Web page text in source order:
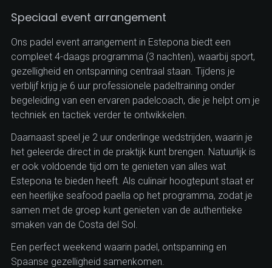
Speciaal event arrangement
Ons padel event arrangement in Estepona biedt een
compleet 4-daags programma (3 nachten), waarbij sport,
gezelligheid en ontspanning centraal staan. Tijdens je
verblijf krijg je 6 uur professionele padeltraining onder
begeleiding van een ervaren padelcoach, die je helpt om je
techniek en tactiek verder te ontwikkelen.
Daarnaast speel je 2 uur onderlinge wedstrijden, waarin je
het geleerde direct in de praktijk kunt brengen. Natuurlijk is
er ook voldoende tijd om te genieten van alles wat
Estepona te bieden heeft. Als culinair hoogtepunt staat er
een heerlijke seafood paella op het programma, zodat je
samen met de groep kunt genieten van de authentieke
smaken van de Costa del Sol.
Een perfect weekend waarin padel, ontspanning en
Spaanse gezelligheid samenkomen.